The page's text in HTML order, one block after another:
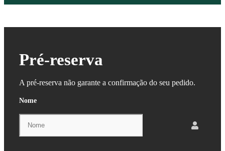
Pré-reserva
A pré-reserva não garante a confirmação do seu pedido.
Nome